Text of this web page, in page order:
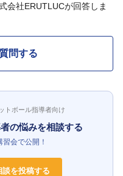
会社ERUTLUCが回答しま
問する
トボール指導者向け
の悩みを相談する
会で公開！
談を投稿する